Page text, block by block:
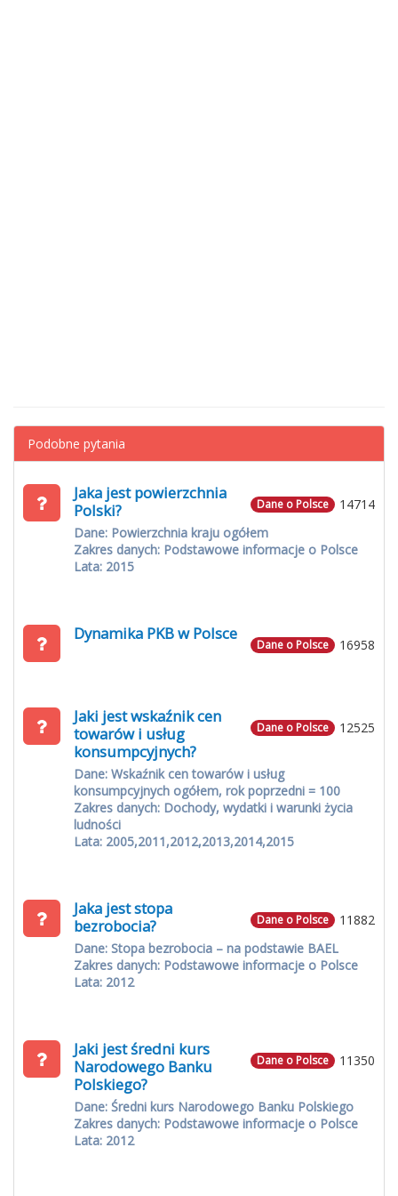
Podobne pytania
14714
Dane o Polsce
Jaka jest powierzchnia
Polski?
Dane: Powierzchnia kraju ogółem
Zakres danych: Podstawowe informacje o Polsce
Lata: 2015
16958
Dane o Polsce
Dynamika PKB w Polsce
12525
Dane o Polsce
Jaki jest wskaźnik cen
towarów i usług
konsumpcyjnych?
Dane: Wskaźnik cen towarów i usług
konsumpcyjnych ogółem, rok poprzedni = 100
Zakres danych: Dochody, wydatki i warunki życia
ludności
Lata: 2005,2011,2012,2013,2014,2015
11882
Dane o Polsce
Jaka jest stopa
bezrobocia?
Dane: Stopa bezrobocia – na podstawie BAEL
Zakres danych: Podstawowe informacje o Polsce
Lata: 2012
11350
Dane o Polsce
Jaki jest średni kurs
Narodowego Banku
Polskiego?
Dane: Średni kurs Narodowego Banku Polskiego
Zakres danych: Podstawowe informacje o Polsce
Lata: 2012